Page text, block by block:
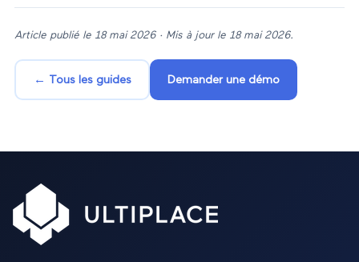
Article publié le 18 mai 2026· Mis à jour le 18 mai 2026.
← Tous les guides Demander une démo